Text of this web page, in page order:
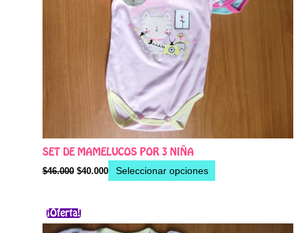
SET DE MAMELUCOS POR 3 NIÑA
$46.000 $40.000 Seleccionar opciones
producto
¡Oferta!
El
precio
originalactual
producto